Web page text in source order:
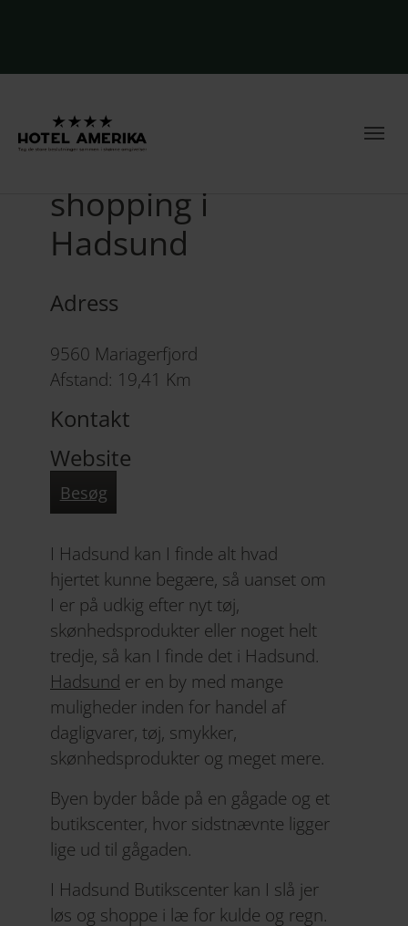
Indkøb og
shopping i
Hadsund
Adress
9560 Mariagerfjord
Afstand: 19,41 Km
Kontakt
Website
Besøg
I Hadsund kan I finde alt hvad
hjertet kunne begære, så uanset om
I er på udkig efter nyt tøj,
skønhedsprodukter eller noget helt
tredje, så kan I finde det i Hadsund.
Hadsund er en by med mange
muligheder inden for handel af
dagligvarer, tøj, smykker,
skønhedsprodukter og meget mere.
Byen byder både på en gågade og et
butikscenter, hvor sidstnævnte ligger
lige ud til gågaden.
I Hadsund Butikscenter kan I slå jer
løs og shoppe i læ for kulde og regn.